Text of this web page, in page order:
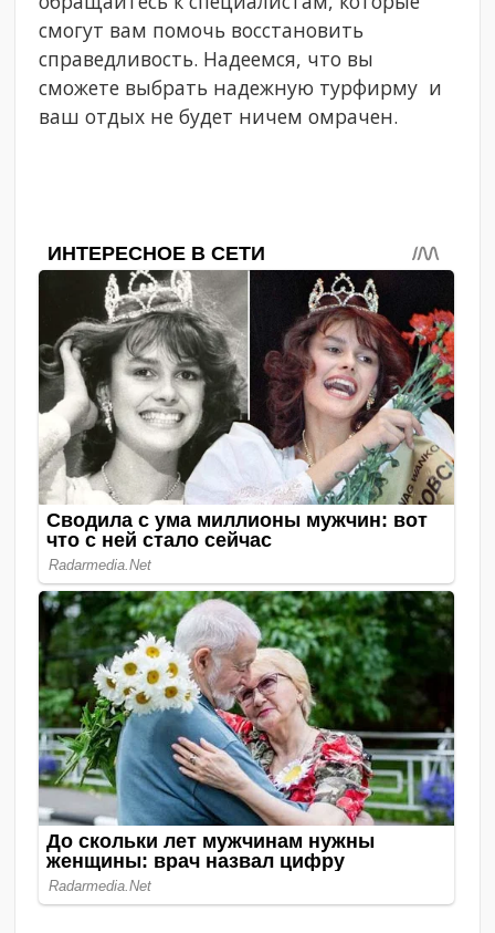
смогут вам помочь восстановить
справедливость. Надеемся, что вы
сможете выбрать надежную турфирму и
ваш отдых не будет ничем омрачен.